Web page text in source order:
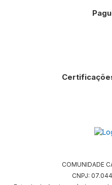
COMUNIDADE
CNPJ: